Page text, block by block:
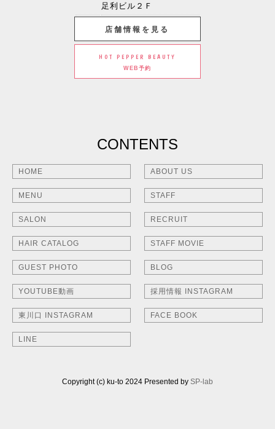
足利ビル２Ｆ
店舗情報を見る
HOT PEPPER BEAUTY
WEB予約
CONTENTS
HOME ABOUT US
MENU STAFF
SALON RECRUIT
HAIR CATALOG STAFF MOVIE
GUEST PHOTO BLOG
YOUTUBE動画 採用情報 INSTAGRAM
東川口 INSTAGRAM FACE BOOK
LINE
Copyright (c) ku-to 2024 Presented by SP-lab